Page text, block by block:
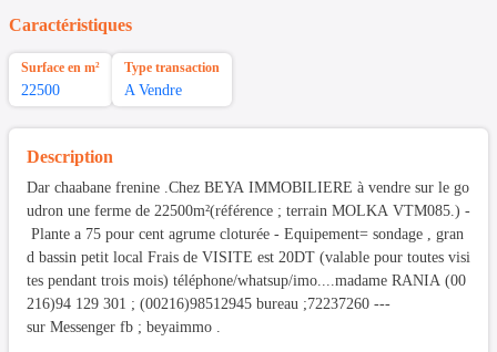
Caractéristiques
Surface en m²
22500
Type transaction
A Vendre
Description
Dar chaabane frenine .Chez BEYA IMMOBILIERE à vendre sur le go
udron une ferme de 22500m²(référence ; terrain MOLKA VTM085.) -
Plante a 75 pour cent agrume cloturée - Equipement= sondage , gran
d bassin petit local Frais de VISITE est 20DT (valable pour toutes visi
tes pendant trois mois) téléphone/whatsup/imo....madame RANIA (00
216)94 129 301 ; (00216)98512945 bureau ;72237260 ---
sur Messenger fb ; beyaimmo .